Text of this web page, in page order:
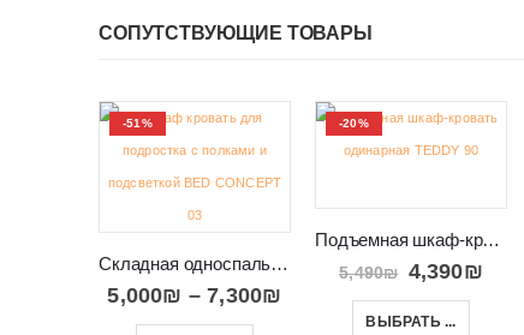
СОПУТСТВУЮЩИЕ ТОВАРЫ
-51%
Складная односпальная кровать-шкаф с полками Bed Concept 90
5,000₪ –7,300₪
-20%
Подъемная шкаф-кровать одинарная TEDDY 90
5,490₪ 4,390₪
ВЫБРАТЬ ...